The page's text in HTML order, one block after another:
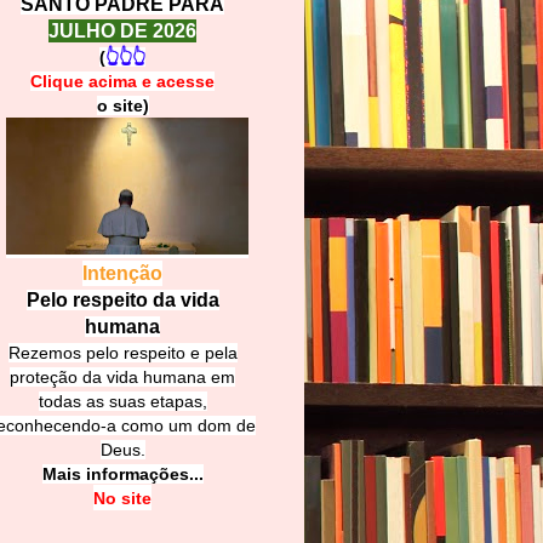
SANTO PADRE PARA
JULHO DE 2026
(👆👆👆
Clique acima e acesse
o site)
Intenção
Pelo respeito da vida
humana
Rezemos pelo respeito e pela
proteção da vida humana em
todas as suas etapas,
a como um dom de
Deus.
Mais informações...
No site